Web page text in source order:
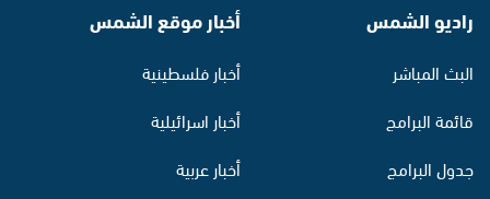
راديو الشمس
البث المباشر
قائمة البرامج
جدول البرامج
أخبار موقع الشمس
أخبار فلسطينية
أخبار اسرائيلية
أخبار عربية